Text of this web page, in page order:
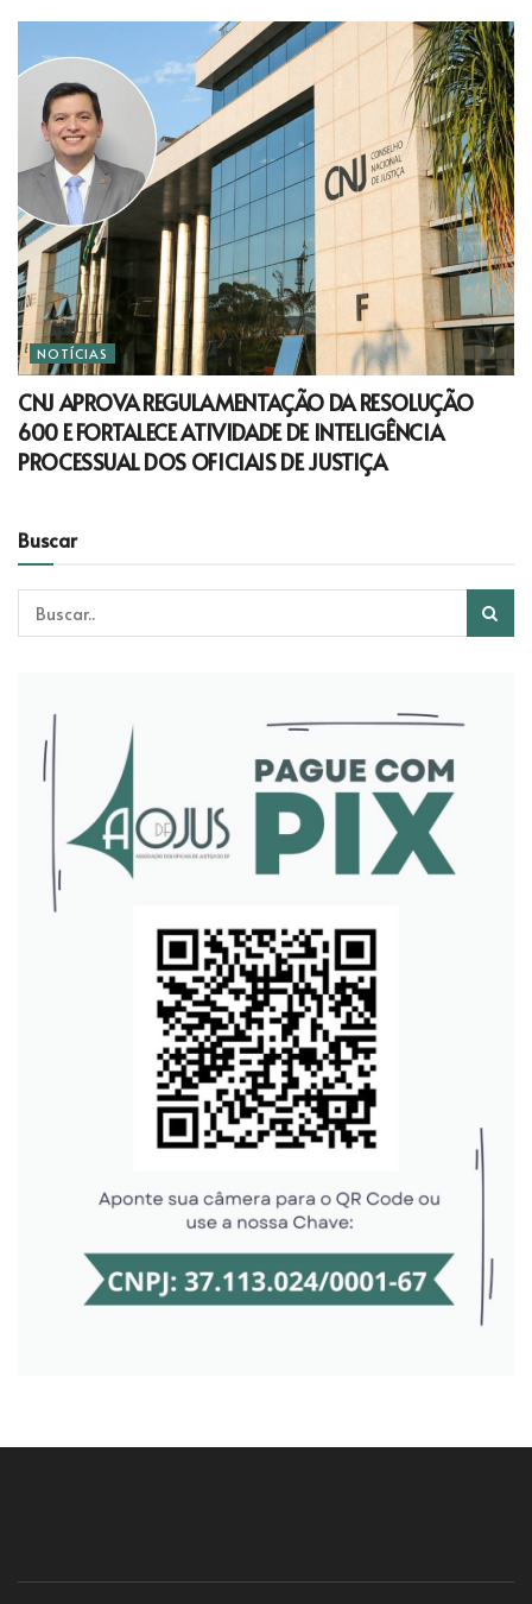
NOTÍCIAS
CNJ APROVA REGULAMENTAÇÃO DA RESOLUÇÃO
600 E FORTALECE ATIVIDADE DE INTELIGÊNCIA
PROCESSUAL DOS OFICIAIS DE JUSTIÇA
Buscar